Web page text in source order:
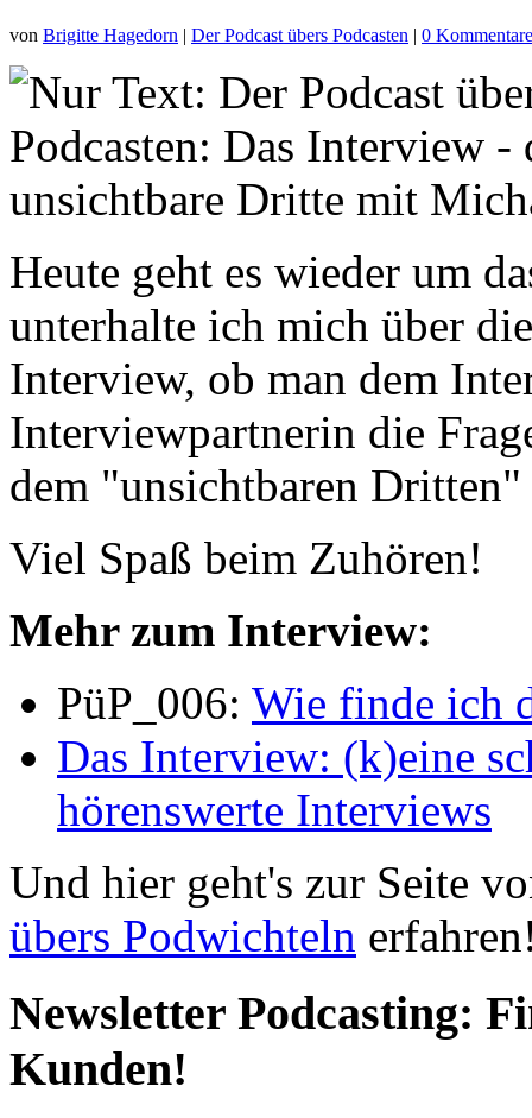
von Brigitte Hagedorn | Der Podcast übers Podcasten | 0 Kommentare
Heute geht es wieder um
unterhalte ich mich über
Interview, ob man dem
Interviewpartnerin die
dem "unsichtbaren
Viel Spaß beim Zuhören!
Mehr zum Interview:
PüP_006: Wie finde ich
Das Interview: (k)eine
hörenswerte Interviews
Und hier geht's zur Seite
übers Podwichteln
Newsletter Podcasting:
Kunden!